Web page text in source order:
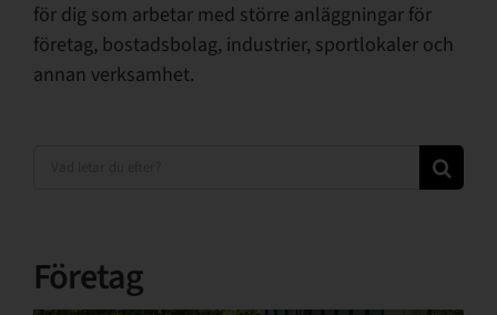
för dig som arbetar med större anläggningar för
företag, bostadsbolag, industrier, sportlokaler och
annan verksamhet.
Företag